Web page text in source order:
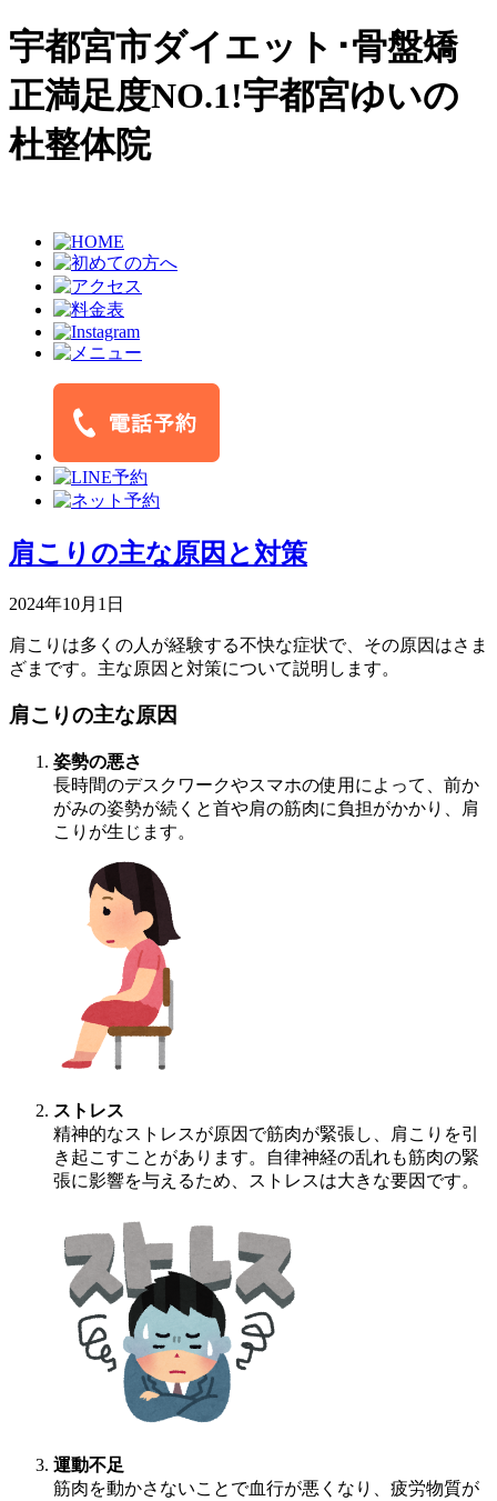
宇都宮市ダイエット･骨盤矯
正満足度NO.1!宇都宮ゆいの
杜整体院
肩こりの主な原因と対策
2024年10月1日
肩こりは多くの人が経験する不快な症状で、その原因はさま
ざまです。主な原因と対策について説明します。
肩こりの主な原因
姿勢の悪さ
長時間のデスクワークやスマホの使用によって、前か
がみの姿勢が続くと首や肩の筋肉に負担がかかり、肩
こりが生じます。
ストレス
精神的なストレスが原因で筋肉が緊張し、肩こりを引
き起こすことがあります。自律神経の乱れも筋肉の緊
張に影響を与えるため、ストレスは大きな要因です。
運動不足
筋肉を動かさないことで血行が悪くなり、疲労物質が